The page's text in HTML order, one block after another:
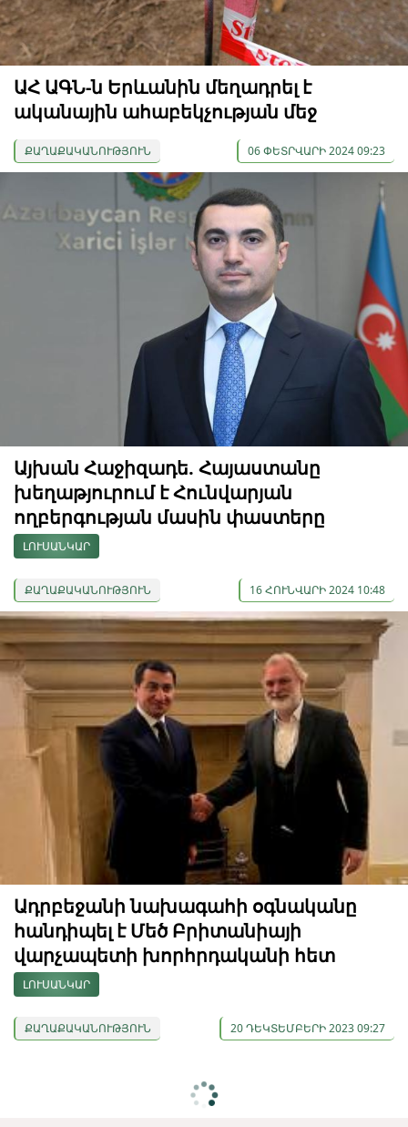
ԱՀ ԱԳՆ-ն Երևանին մեղադրել է
ականային ահաբեկչության մեջ
ՔԱՂԱՔԱԿԱՆՈՒԹՅՈՒՆ 06 ՓԵՏՐՎԱՐԻ 2024 09:23
Այխան Հաջիզադե. Հայաստանը
խեղաթյուրում է Հունվարյան
ողբերգության մասին փաստերը
ԼՈՒՍԱՆԿԱՐ
ՔԱՂԱՔԱԿԱՆՈՒԹՅՈՒՆ 16 ՀՈՒՆՎԱՐԻ 2024 10:48
Ադրբեջանի նախագահի օգնականը
հանդիպել է Մեծ Բրիտանիայի
վարչապետի խորհրդականի հետ
ԼՈՒՍԱՆԿԱՐ
ՔԱՂԱՔԱԿԱՆՈՒԹՅՈՒՆ 20 ԴԵԿՏԵՄԲԵՐԻ 2023 09:27